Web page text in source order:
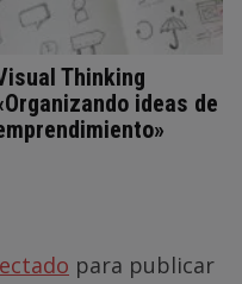
Thinking
ideas de
para publicar